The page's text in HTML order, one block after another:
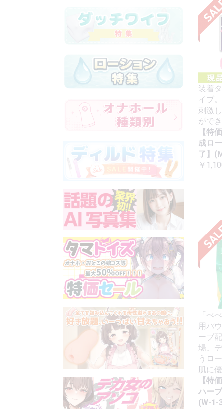
装着
イブ
刺激
がで
【特
成ロ
了】
￥
「ぺ
用パ
ーブ
場。
うロ
肌に
【特
ハー
(W-1-